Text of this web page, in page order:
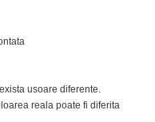
usoare diferente.
reala poate fi diferita